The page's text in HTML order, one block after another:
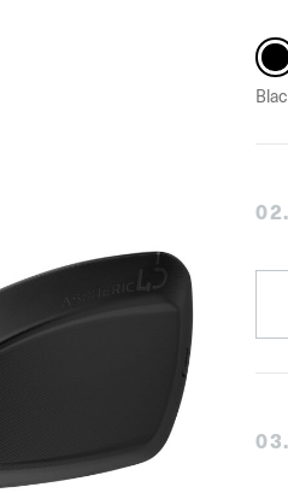
02.
03.